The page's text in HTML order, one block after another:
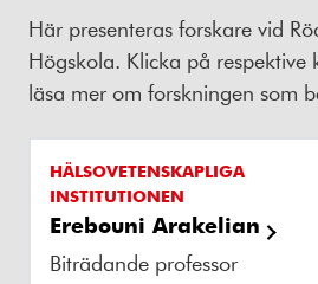
Här presenteras forskare vid
Högskola. Klicka på
läsa mer om forskningen som
HÄLSOVETENSKAPLIGA
INSTITUTIONEN
Erebouni Arakelian
Biträdande professor